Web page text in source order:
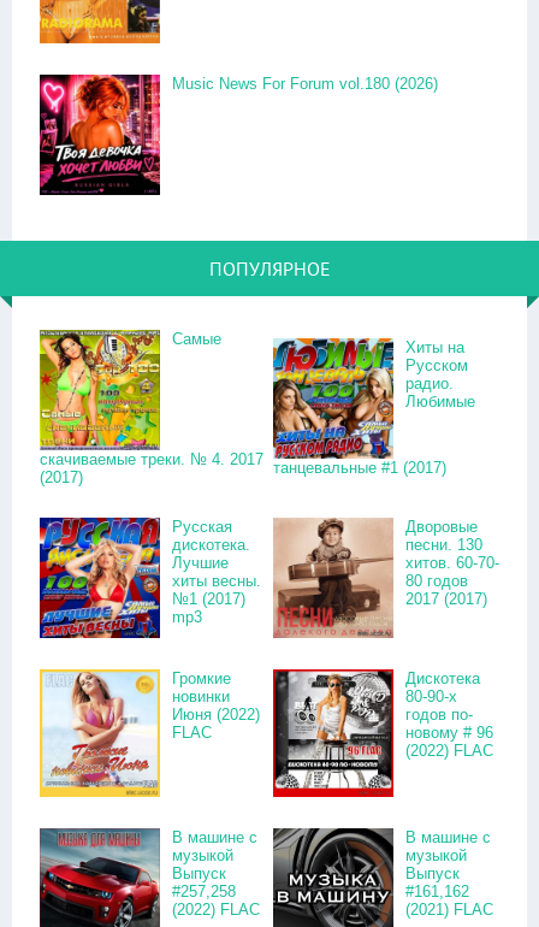
Music News For Forum vol.180 (2026)
ПОПУЛЯРНОЕ
Самые
скачиваемые треки. № 4. 2017
(2017)
Хиты на
Русском
радио.
Любимые
танцевальные #1 (2017)
Русская
дискотека.
Лучшие
хиты весны.
№1 (2017)
mp3
Дворовые
песни. 130
хитов. 60-70-
80 годов
2017 (2017)
Громкие
новинки
Июня (2022)
FLAC
Дискотека
80-90-х
годов по-
новому # 96
(2022) FLAC
В машине с
музыкой
Выпуск
#257,258
(2022) FLAC
В машине с
музыкой
Выпуск
#161,162
(2021) FLAC